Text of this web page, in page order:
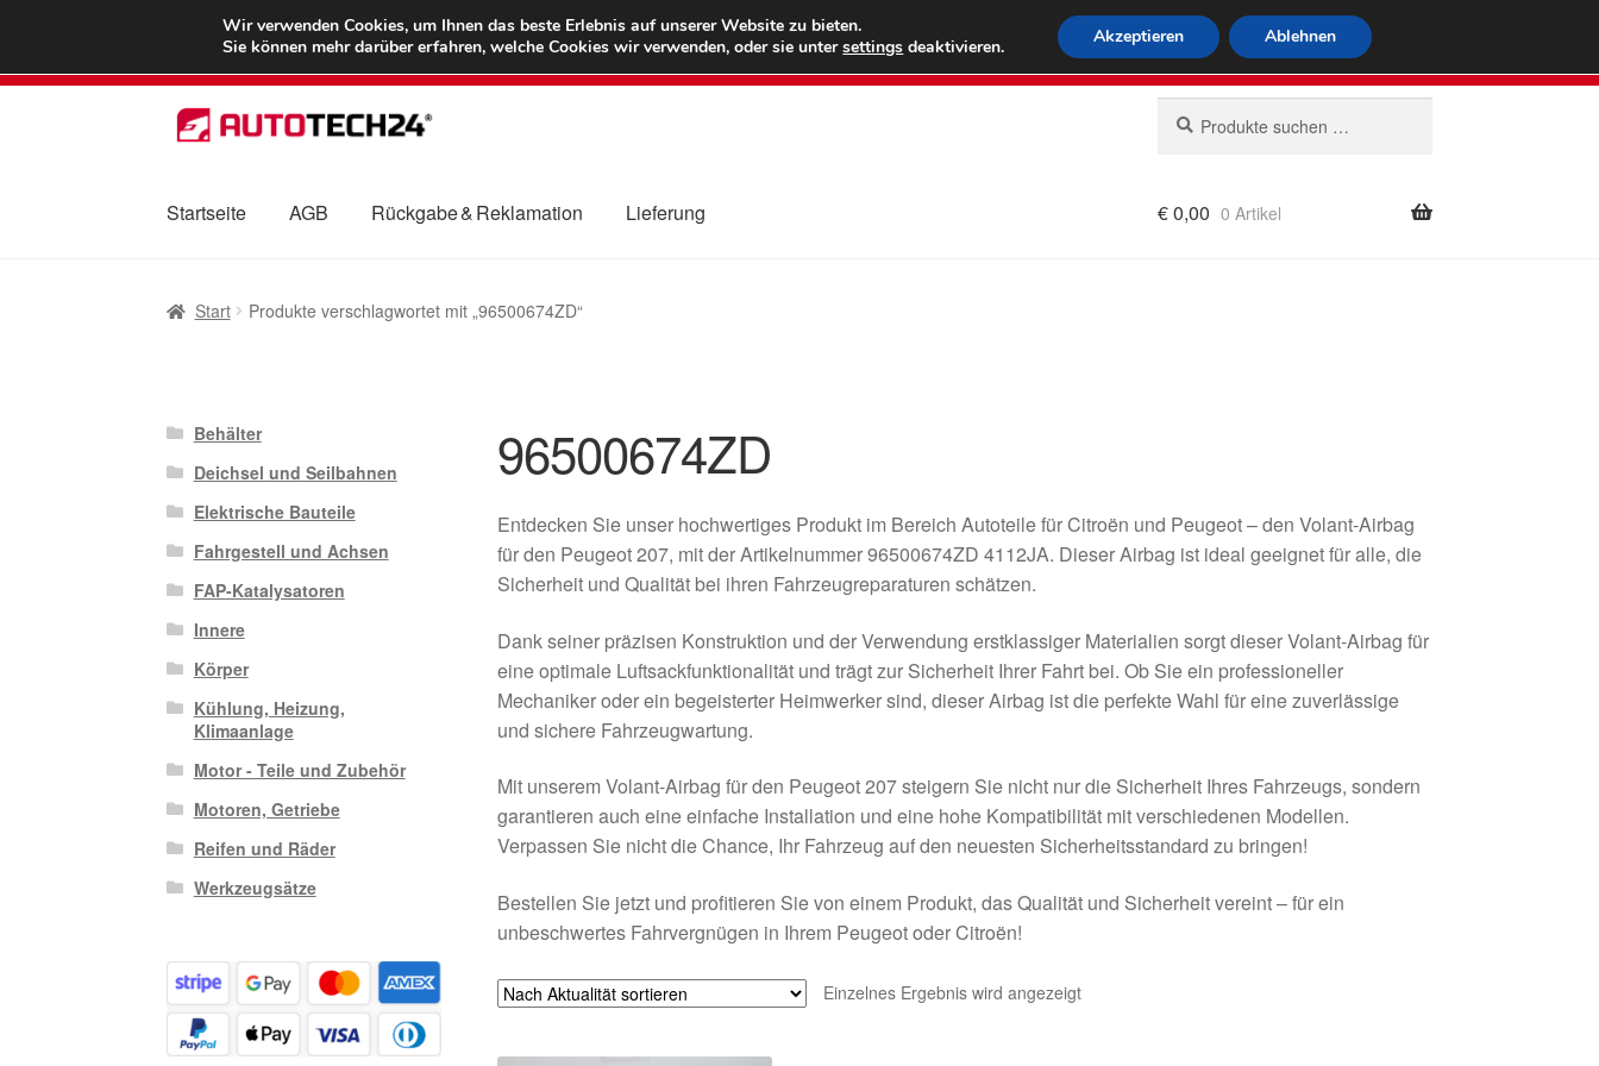
LIEFERUNG ab 6 EUR
Weltweiter Versand
(800) 500 564Mo-Fr 9-16 Uhr
Zur
Navigation
Zum
Inhalt
nach:
Startseite AGB Rückgabe & Reklamation Lieferung €0,00 0 Artikel
Start Produkte verschlagwortet mit „96500674ZD“
96500674ZD
Entdecken Sie unser hochwertiges Produkt im Bereich Autoteile für Citroën und Peugeot – den Volant-Airbag
für den Peugeot 207, mit der Artikelnummer 96500674ZD 4112JA. Dieser Airbag ist ideal geeignet für alle, die
Sicherheit und Qualität bei ihren Fahrzeugreparaturen schätzen.
Dank seiner präzisen Konstruktion und der Verwendung erstklassiger Materialien sorgt dieser Volant-Airbag für
eine optimale Luftsackfunktionalität und trägt zur Sicherheit Ihrer Fahrt bei. Ob Sie ein professioneller
Mechaniker oder ein begeisterter Heimwerker sind, dieser Airbag ist die perfekte Wahl für eine zuverlässige
und sichere Fahrzeugwartung.
Mit unserem Volant-Airbag für den Peugeot 207 steigern Sie nicht nur die Sicherheit Ihres Fahrzeugs, sondern
garantieren auch eine einfache Installation und eine hohe Kompatibilität mit verschiedenen Modellen.
Verpassen Sie nicht die Chance, Ihr Fahrzeug auf den neuesten Sicherheitsstandard zu bringen!
Bestellen Sie jetzt und profitieren Sie von einem Produkt, das Qualität und Sicherheit vereint – für ein
unbeschwertes Fahrvergnügen in Ihrem Peugeot oder Citroën!
Einzelnes Ergebnis wird angezeigt
Behälter
Deichsel und Seilbahnen
Elektrische Bauteile
Fahrgestell und Achsen
FAP-Katalysatoren
Innere
Körper
Kühlung, Heizung,
Klimaanlage
Motor - Teile und Zubehör
Motoren, Getriebe
Reifen und Räder
Werkzeugsätze
Wir verwenden Cookies, um Ihnen das beste Erlebnis auf unserer Website zu bieten.
Sie können mehr darüber erfahren, welche Cookies wir verwenden, oder sie untersettings deaktivieren. Akzeptieren Ablehnen